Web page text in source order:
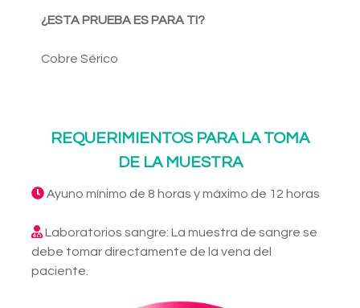
¿ESTA PRUEBA ES PARA TI?
Cobre Sérico
REQUERIMIENTOS PARA LA TOMA
DE LA MUESTRA
Ayuno mínimo de 8 horas y máximo de 12 horas
Laboratorios sangre: La muestra de sangre se
debe tomar directamente de la vena del
paciente.